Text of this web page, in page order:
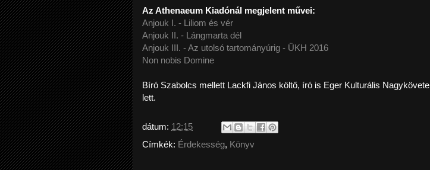
Az Athenaeum Kiadónál megjelent művei:
Anjouk I. - Liliom és vér
Anjouk II. - Lángmarta dél
Anjouk III. - Az utolsó tartományúrig - ÜKH 2016
Non nobis Domine
Bíró Szabolcs mellett Lackfi János költő, író is Eger Kulturális Nagykövete
lett.
dátum: 12:15
Címkék: Érdekesség, Könyv